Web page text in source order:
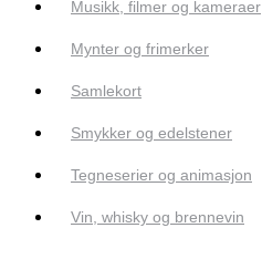
Musikk, filmer og kameraer
Mynter og frimerker
Samlekort
Smykker og edelstener
Tegneserier og animasjon
Vin, whisky og brennevin